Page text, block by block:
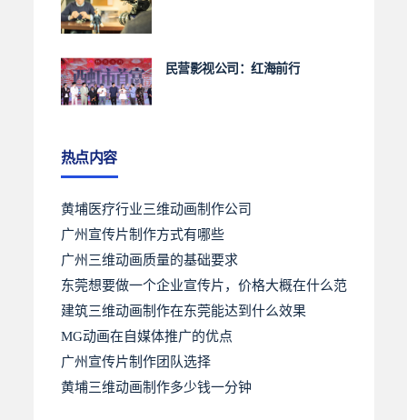
民营影视公司：红海前行
热点内容
黄埔医疗行业三维动画制作公司
广州宣传片制作方式有哪些
广州三维动画质量的基础要求
东莞想要做一个企业宣传片，价格大概在什么范
建筑三维动画制作在东莞能达到什么效果
MG动画在自媒体推广的优点
广州宣传片制作团队选择
黄埔三维动画制作多少钱一分钟